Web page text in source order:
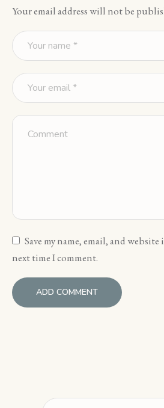
Your email address will not be
Save my name, email, and
next time I comment.